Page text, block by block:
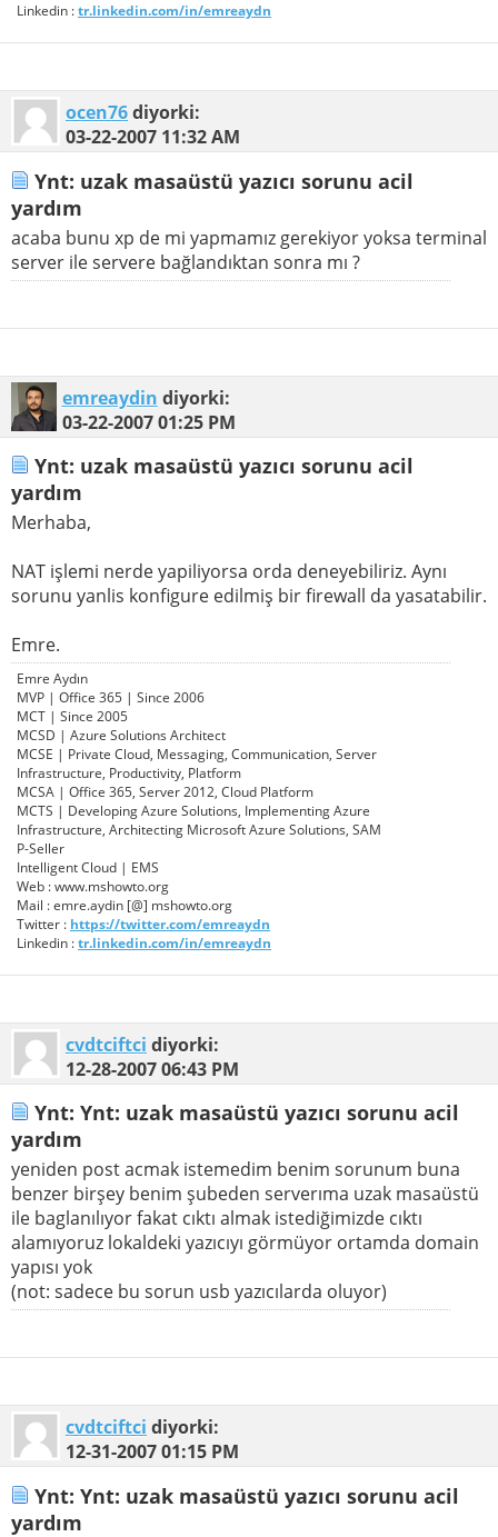
Linkedin :tr.linkedin.com/in/emreaydn
ocen76diyorki:
03-22-2007 11:32 AM
Ynt: uzak masaüstü yazıcı sorunu acil
yardım
acaba bunu xp de mi yapmamız gerekiyor yoksa terminal
server ile servere bağlandıktan sonra mı ?
emreaydin diyorki:
03-22-200701:25 PM
Ynt: uzak masaüstü yazıcı sorunu acil
yardım
Merhaba,
NAT işlemi nerde yapiliyorsa orda deneyebiliriz. Aynı
sorunu yanlis konfigure edilmiş bir firewall da yasatabilir.
Emre.
Emre Aydın
MVP | Office 365 | Since 2006
MCT | Since 2005
MCSD | Azure Solutions Architect
MCSE | Private Cloud, Messaging, Communication, Server
Infrastructure, Productivity, Platform
MCSA | Office 365, Server 2012, Cloud Platform
MCTS | Developing Azure Solutions, Implementing Azure
Infrastructure, Architecting Microsoft Azure Solutions, SAM
P-Seller
Intelligent Cloud | EMS
Web : www.mshowto.org
Mail : emre.aydin [@] mshowto.org
Twitter : https://twitter.com/emreaydn
Linkedin :tr.linkedin.com/in/emreaydn
cvdtciftci diyorki:
12-28-200706:43 PM
Ynt: Ynt: uzak masaüstü yazıcı sorunu acil
yardım
yeniden post acmak istemedim benim sorunum buna
benzer birşey benim şubeden serverıma uzak masaüstü
ile baglanılıyor fakat cıktı almak istediğimizde cıktı
alamıyoruz lokaldeki yazıcıyı görmüyor ortamda domain
yapısı yok
(not: sadece bu sorun usb yazıcılarda oluyor)
cvdtciftci diyorki:
12-31-200701:15 PM
Ynt: Ynt: uzak masaüstü yazıcı sorunu acil
yardım